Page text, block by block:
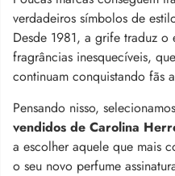
verdadeiros símbolos de
Desde 1981, a grife traduz
fragrâncias inesquecíveis,
continuam conquistando fãs
Pensando nisso,
vendidos de Carolina
a escolher aquele que mais
o seu novo perfume